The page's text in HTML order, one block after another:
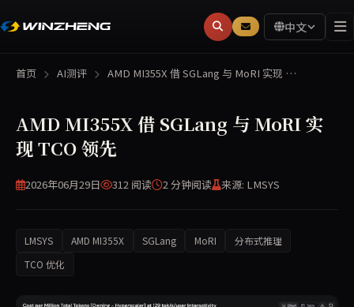
中文
首页 AI测评 AMD MI355X 借 SGLang 与 MoRI 实现 …
AMD MI355X 借 SGLang 与 MoRI 实
现 TCO 领先
2026年06月29日 312 阅读 2 分钟阅读 来源: LMSYS
LMSYS AMD MI355X SGLang MoRI
分布式推理
TCO 优化